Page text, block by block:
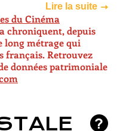
Lotte Reiniger, qui
outre-Rhin, dans
au Royaume-
avec son mari
Les Aventures du prince
long métrage
nos jours, et fait, à
Lire la suite
du Cinéma
chroniquent, depuis
long métrage qui
français. Retrouvez
données patrimoniale